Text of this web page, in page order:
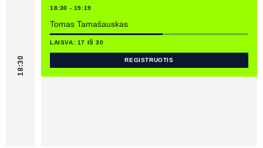
18:30
18:30 - 19:19
Tomas Tamašauskas
LAISVA: 17 IŠ 30
REGISTRUOTIS